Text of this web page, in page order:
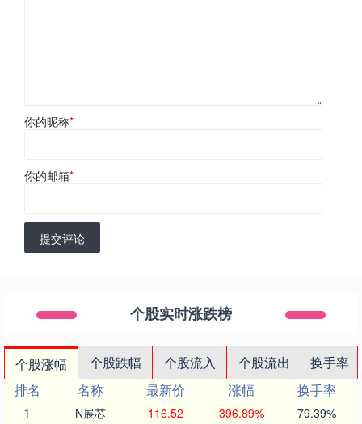
你的昵称*
你的邮箱*
提交评论
个股实时涨跌榜
个股涨幅 个股跌幅 个股流入 个股流出
换手率
排名
名称 最新价 涨幅
换手率
1
N展芯 116.52 396.89% 79.39%